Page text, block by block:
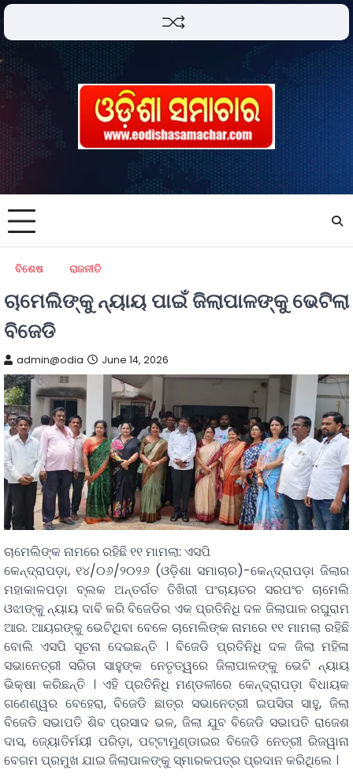
ବିଶେଷ ରାଜନୀତି
ଚାମେଲିଙ୍କୁ ନ୍ୟାୟ ପାଇଁ ଜିଲାପାଳଙ୍କୁ ଭେଟିଲା
ବିଜେଡି
admin@odia June 14, 2026
ଚାମେଲିଙ୍କ ନାମରେ ରହିଛି ୧୧ ମାମଲା: ଏସପି
କେନ୍ଦ୍ରାପଡ଼ା, ୧୪/୦୬/୨୦୨୬ (ଓଡ଼ିଶା ସମାଚାର)-କେନ୍ଦ୍ରାପଡ଼ା ଜିଲାର
ମହାକାଳପଡ଼ା ବ୍ଲକ ଅନ୍ତର୍ଗତ ତିଖିରୀ ପଂଚାୟତର ସରପଂଚ ଚାମେଲି
ଓଝାଙ୍କୁ ନ୍ୟାୟ ଦାବି କରି ବିଜେଡିର ଏକ ପ୍ରତିନିଧି ଦଳ ଜିଲାପାଳ ରଘୁରାମ
ଆର. ଆୟରଙ୍କୁ ଭେଟିଥିବା ବେଳେ ଚାମେଲିଙ୍କ ନାମରେ ୧୧ ମାମଲା ରହିଛି
ବୋଲି ଏସପି ସୂଚନା ଦେଇଛନ୍ତି । ବିଜେଡି ପ୍ରତିନିଧି ଦଳ ଜିଲା ମହିଳା
ସଭାନେତ୍ରୀ ସରିତା ସାହୁଙ୍କ ନେତୃତ୍ୱରେ ଜିଲାପାଳଙ୍କୁ ଭେଟି ନ୍ୟାୟ
ଭିକ୍ଷା କରିଛନ୍ତି । ଏହି ପ୍ରତିନିଧି ମଣ୍ଡଳୀରେ କେନ୍ଦ୍ରାପଡ଼ା ବିଧାୟକ
ଗଣେଶ୍ୱର ବେହେରା, ବିଜେଡି ଛାତ୍ର ସଭାନେତ୍ରୀ ଇପସିତା ସାହୁ, ଜିଲା
ବିଜେଡି ସଭାପତି ଶିବ ପ୍ରସାଦ ଭଳ, ଜିଲା ଯୁବ ବିଜେଡି ସଭାପତି ରାଜେଶ
ଦାସ, ଜ୍ୟୋତିର୍ମୟୀ ପରିଡ଼ା, ପଟ୍ଟାମୁଣ୍ଡାଇର ବିଜେଡି ନେତ୍ରୀ ରିଜୱାନା
ବେଗମ ପ୍ରମୁଖ ଯାଇ ଜିଲାପାଳଙ୍କୁ ସ୍ମାରକପତ୍ର ପ୍ରଦାନ କରିଥିଲେ ।